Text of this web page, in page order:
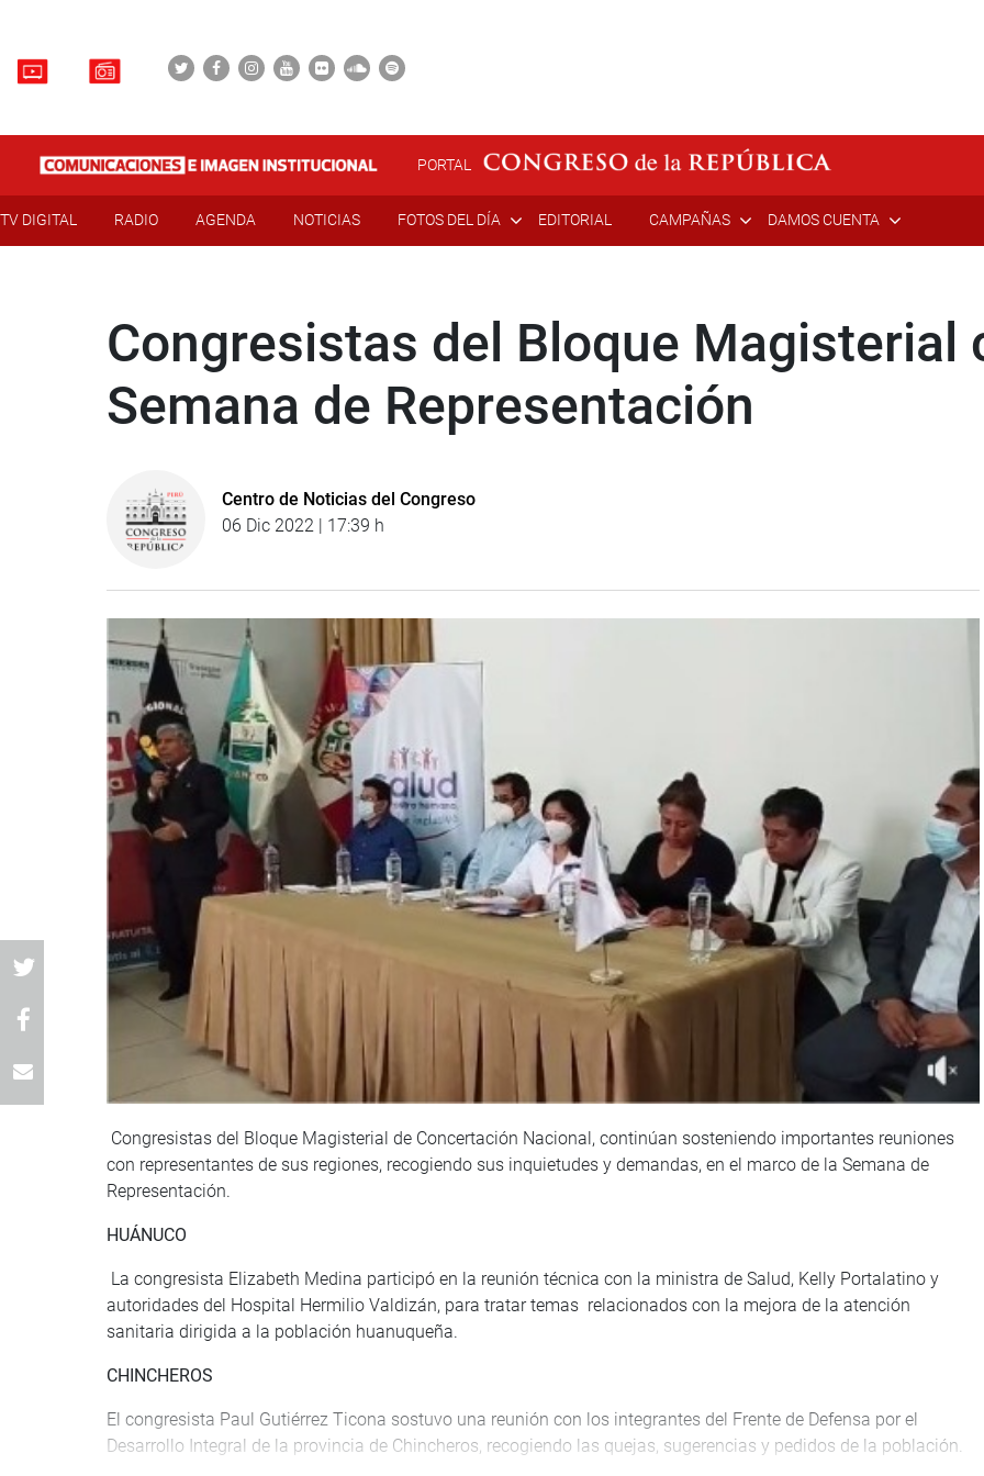
PORTAL
TV DIGITAL RADIO AGENDA NOTICIAS FOTOS DEL DÍA EDITORIAL CAMPAÑAS DAMOS CUENTA
Congresistas del Bloque Magisterial
Semana de Representación
Centro de Noticias del Congreso
06 Dic 2022 | 17:39 h
Congresistas del Bloque Magisterial de Concertación Nacional, continúan sosteniendo importantes reuniones
con representantes de sus regiones, recogiendo sus inquietudes y demandas, en el marco de la Semana de
Representación.
HUÁNUCO
La congresista Elizabeth Medina participó en la reunión técnica con la ministra de Salud, Kelly Portalatino y
autoridades del Hospital Hermilio Valdizán, para tratar temas relacionados con la mejora de la atención
sanitaria dirigida a la población huanuqueña.
CHINCHEROS
El congresista Paul Gutiérrez Ticona sostuvo una reunión con los integrantes del Frente de Defensa por el
Desarrollo Integral de la provincia de Chincheros, recogiendo las quejas, sugerencias y pedidos de la población.